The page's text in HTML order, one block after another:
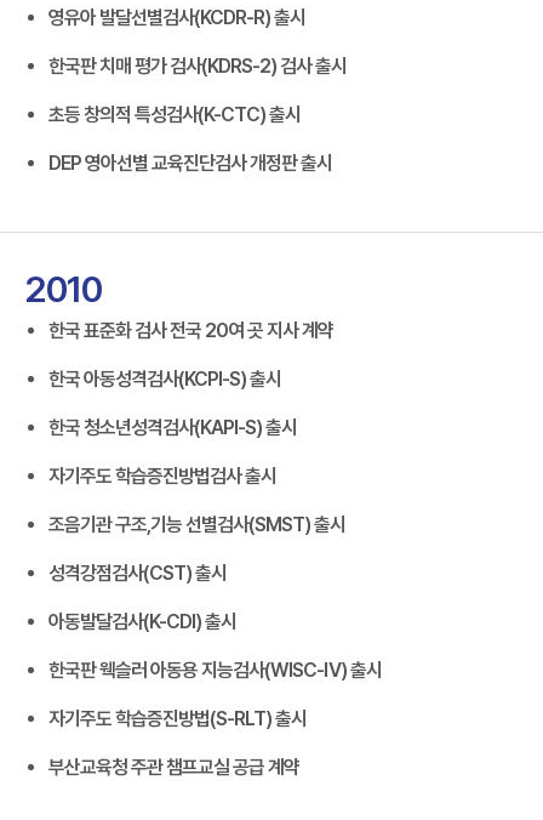
영유아 발달선별검사(KCDR-R) 출시
한국판 치매 평가 검사(KDRS-2) 검사 출시
초등 창의적 특성검사(K-CTC) 출시
DEP 영아선별 교육진단검사 개정판 출시
2010
한국 표준화 검사 전국 20여 곳 지사 계약
한국 아동성격검사(KCPI-S) 출시
한국 청소년성격검사(KAPI-S) 출시
자기주도 학습증진방법검사 출시
조음기관 구조,기능 선별검사(SMST) 출시
성격강점검사(CST) 출시
아동발달검사(K-CDI) 출시
한국판 웩슬러 아동용 지능검사(WISC-Ⅳ) 출시
자기주도 학습증진방법(S-RLT) 출시
부산교육청 주관 챔프교실 공급 계약